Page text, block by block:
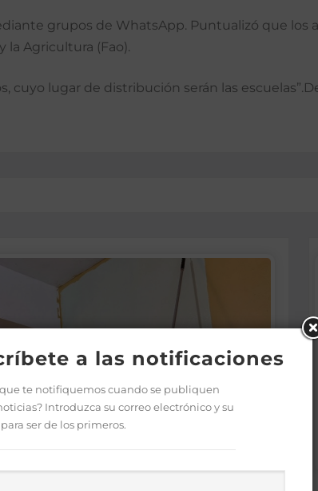
grupos de WhatsApp. Puntualizó que los
la Agricultura (Fao).
cuyo lugar de distribución serán las
a las notificaciones
te notifiquemos cuando se publiquen
Introduzca su correo electrónico y su
ser de los primeros.